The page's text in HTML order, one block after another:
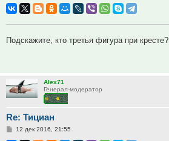
Подскажите, кто третья фигура при кресте?
Alex71
Генерал-модератор
Re: Тициан
Сообщение
12 дек 2016, 21:55